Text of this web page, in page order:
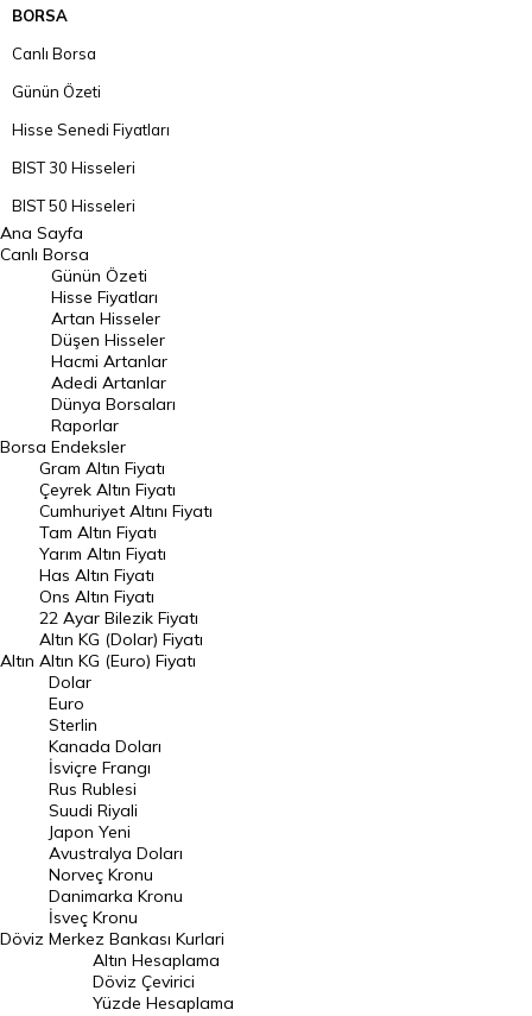
BORSA
Canlı Borsa
Günün Özeti
Hisse Senedi Fiyatları
BIST 30 Hisseleri
BIST 50 Hisseleri
BIST 100 Hisseleri
En Çok Artan Hisseler
En Çok Düşen Hisseler
Hacmi Artanlar
Geçmiş Kapanışlar
Dünya Borsaları
Raporlar
Endeksler
DÖVİZ
Döviz Kuru
Dolar Kuru
Euro Kuru
Pound Kuru
Frank Kuru
Riyal Kuru
Avustralya Doları
Danimarka Kronu Kuru
Kanada Doları Kuru
Norveç Kronu Kuru
İsveç Kronu Kuru
Ana Sayfa
Canlı Borsa
Borsa
Günün Özeti
Hisse Fiyatları
Artan Hisseler
Düşen Hisseler
Hacmi Artanlar
Adedi Artanlar
Dünya Borsaları
Raporlar
Endeksler
Altın
Gram Altın Fiyatı
Çeyrek Altın Fiyatı
Cumhuriyet Altını Fiyatı
Tam Altın Fiyatı
Yarım Altın Fiyatı
Has Altın Fiyatı
Ons Altın Fiyatı
22 Ayar Bilezik Fiyatı
Altın KG (Dolar) Fiyatı
Altın KG (Euro) Fiyatı
Döviz
Dolar
Euro
Sterlin
Kanada Doları
İsviçre Frangı
Rus Rublesi
Suudi Riyali
Japon Yeni
Avustralya Doları
Norveç Kronu
Danimarka Kronu
İsveç Kronu
Merkez Bankası Kurlari
Altın Hesaplama
Döviz Çevirici
Yüzde Hesaplama